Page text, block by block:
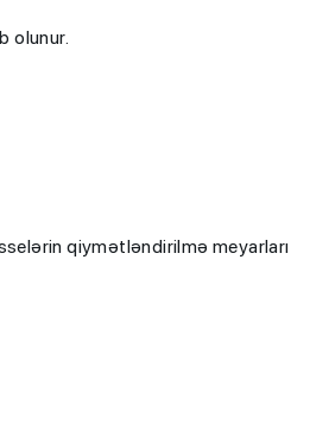
olunur.
qiymətləndirilmə meyarları